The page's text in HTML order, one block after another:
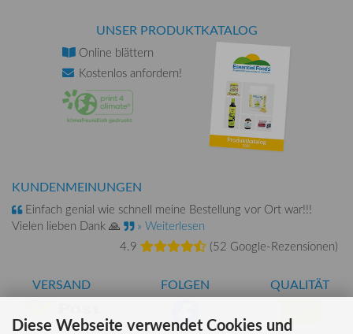
UNSER PRODUKTKATALOG
Online blättern
Kostenlos anfordern!
KUNDENMEINUNGEN
Einfach genial wie schnell meine Bestellung vor Ort war!!!
Vielen lieben Dank 🙏
» Weiterlesen
4.9
(52 Google-Rezensionen)
VERSAND FOLGEN QUALITÄT
Diese Webseite verwendet Cookies und